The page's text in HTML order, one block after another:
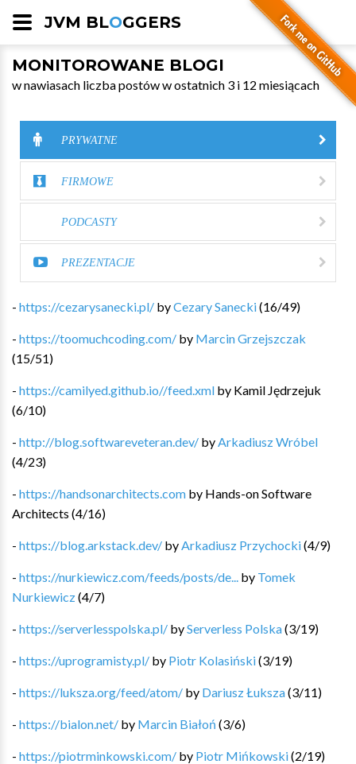
JVM BLOGGERS
MONITOROWANE BLOGI
w nawiasach liczba postów w ostatnich 3 i 12 miesiącach
PRYWATNE
FIRMOWE
PODCASTY
PREZENTACJE
- https://cezarysanecki.pl/ byCezary Sanecki(16/49)
- https://toomuchcoding.com/ by Marcin Grzejszczak
(15/51)
- https://camilyed.github.io//feed.xml by Kamil Jędrzejuk
(6/10)
- http://blog.softwareveteran.dev/ by Arkadiusz Wróbel
(4/23)
- https://handsonarchitects.com by Hands-on Software
Architects (4/16)
- https://blog.arkstack.dev/ by Arkadiusz Przychocki(4/9)
- https://nurkiewicz.com/feeds/posts/de... by Tomek
Nurkiewicz(4/7)
- https://serverlesspolska.pl/ byServerless Polska(3/19)
- https://uprogramisty.pl/ by Piotr Kolasiński(3/19)
- https://luksza.org/feed/atom/ by Dariusz Łuksza(3/11)
- https://bialon.net/ by Marcin Białoń (3/6)
- https://piotrminkowski.com/ by Piotr Mińkowski(2/19)